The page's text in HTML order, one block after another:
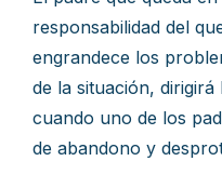
responsabilidad del
engrandece los
de la situación,
cuando uno de los
de abandono y